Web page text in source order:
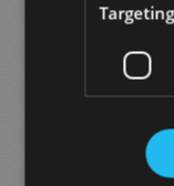
Targeting